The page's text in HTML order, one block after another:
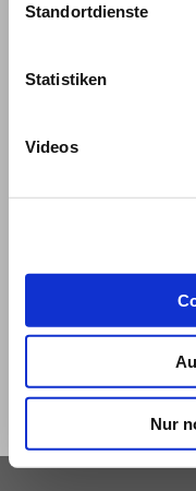
Standortdienste
Statistiken
Videos
Nur